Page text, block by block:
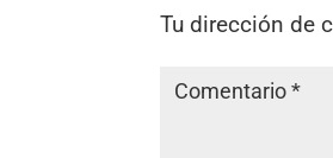
Tu dirección de